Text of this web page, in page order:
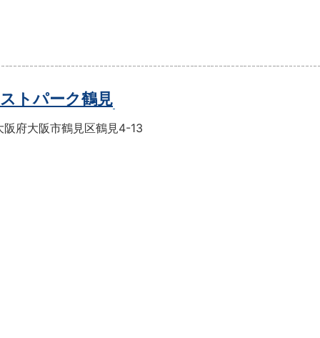
ストパーク鶴見
阪府大阪市鶴見区鶴見4-13